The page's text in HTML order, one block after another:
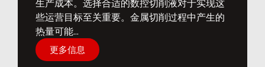
生产成本。选择合适的数控切削液对于实现这
些运营目标至关重要。金属切削过程中产生的
热量可能...
更多信息